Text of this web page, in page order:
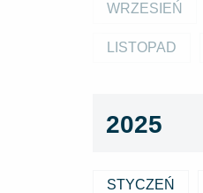
WRZESIEŃ
LISTOPAD
2025
STYCZEŃ